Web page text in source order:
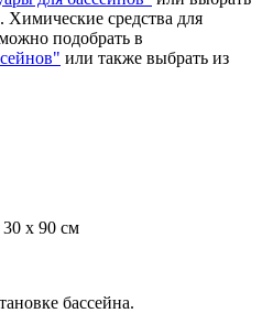
средства для
подобрать в
или также выбрать из
30 х 90 см
бассейна.